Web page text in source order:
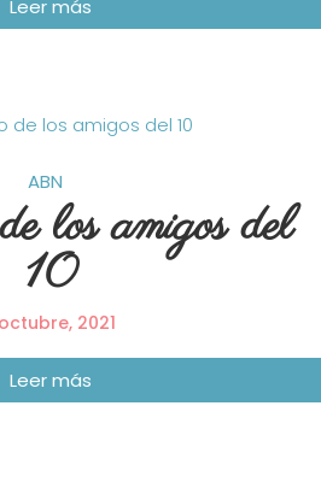
ABN
los amigos del
10
2021